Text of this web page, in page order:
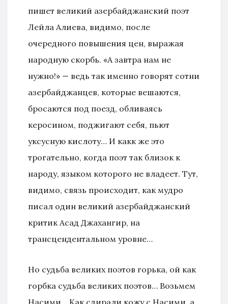
пишет великий азербайджанский поэт
Лейла Алиева, видимо, после
очередного повышения цен, выражая
народную скорбь. «А завтра нам не
нужно!» — ведь так именно говорят сотни
азербайджанцев, которые вешаются,
бросаются под поезд, обливаясь
керосином, поджигают себя, пьют
уксусную кислоту… И какк же это
трогательно, когда поэт так близок к
народу, языком которого не владеет. Тут,
видимо, связь происходит, как мудро
писал один великий азербайджанский
критик Асад Джахангир, на
трансцендентальном уровне…
Но судьба великих поэтов горька, ой как
горбка судьба великих поэтов… Возьмем
Насими… Как сдирали кожу с Насими, а